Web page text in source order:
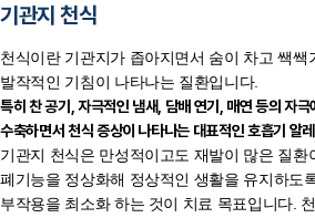
기관지 천식
천식이란 기관지가 좁아지면서 숨이 차고 쌕쌕
발작적인 기침이 나타나는 질환입니다.
특히 찬 공기, 자극적인 냄새, 담배 연기, 매연 등의 자
수축하면서 천식 증상이 나타나는 대표적인 호흡기 알
기관지 천식은 만성적이고도 재발이 많은 질환
폐기능을 정상화해 정상적인 생활을 유지하도
부작용을 최소화 하는 것이 치료 목표입니다.